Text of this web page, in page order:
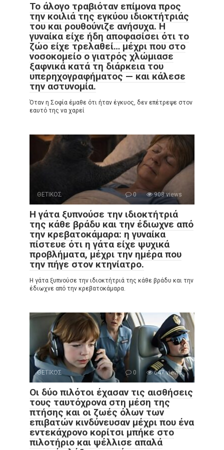
Το άλογο τραβιόταν επίμονα προς
την κοιλιά της εγκύου ιδιοκτήτριάς
του και ρουθούνιζε ανήσυχα. Η
γυναίκα είχε ήδη αποφασίσει ότι το
ζώο είχε τρελαθεί… μέχρι που στο
νοσοκομείο ο γιατρός χλώμιασε
ξαφνικά κατά τη διάρκεια του
υπερηχογραφήματος — και κάλεσε
την αστυνομία.
Όταν η Σοφία έμαθε ότι ήταν έγκυος, δεν επέτρεψε στον
εαυτό της να χαρεί
ΘΕΤΙΚΟΣ 0 908 views
Η γάτα ξυπνούσε την ιδιοκτήτριά
της κάθε βράδυ και την έδιωχνε από
την κρεβατοκάμαρα: η γυναίκα
πίστευε ότι η γάτα είχε ψυχικά
προβλήματα, μέχρι την ημέρα που
την πήγε στον κτηνίατρο.
Η γάτα ξυπνούσε την ιδιοκτήτριά της κάθε βράδυ και την
έδιωχνε από την κρεβατοκάμαρα.
ΘΕΤΙΚΟΣ 0 647 views
Οι δύο πιλότοι έχασαν τις αισθήσεις
τους ταυτόχρονα στη μέση της
πτήσης και οι ζωές όλων των
επιβατών κινδύνευσαν μέχρι που ένα
εντεκάχρονο κορίτσι μπήκε στο
πιλοτήριο και ψέλλισε απαλά